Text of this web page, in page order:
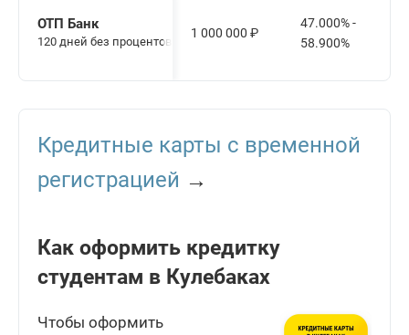
ОТП Банк
120 дней без процентов
1 000 000 ₽
47.000% -
58.900%
Кредитные карты с временной
регистрацией →
Как оформить кредитку
студентам в Кулебаках
Чтобы оформить